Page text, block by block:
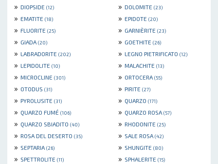
» DIOPSIDE (12) » DOLOMITE (23)
» EMATITE (18) » EPIDOTE (20)
» FLUORITE (25) » GARNIÈRITE (23)
» GIADA (20) » GOETHITE (26)
» LABRADORITE (202) » LEGNO PIETRIFICATO (12)
» LEPIDOLITE (10) » MALACHITE (13)
» MICROCLINE (301) » ORTOCERA (55)
» OTODUS (31) » PIRITE (27)
» PYROLUSITE (31) » QUARZO (171)
» QUARZO FUMÉ (106) » QUARZO ROSA (57)
» QUARZO SBIADITO (40) » RHODONITE (25)
» ROSA DEL DESERTO (35) » SALE ROSA (42)
» SEPTARIA (26) » SHUNGITE (80)
» SPETTROLITE (11) » SPHALERITE (15)